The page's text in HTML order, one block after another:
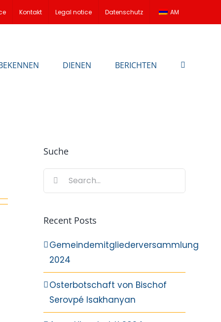
Kontakt Legal notice Datenschutz AM
DIENEN BERICHTEN
Suche
Search
for:
Recent Posts
Gemeindemitgliederversammlung
2024
Osterbotschaft von Bischof
Serovpé Isakhanyan